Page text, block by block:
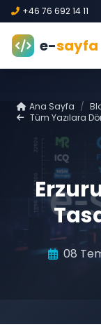
+46 76 692 14 11
e-sayfa
Ana Sayfa /
Tüm Yazılara
08